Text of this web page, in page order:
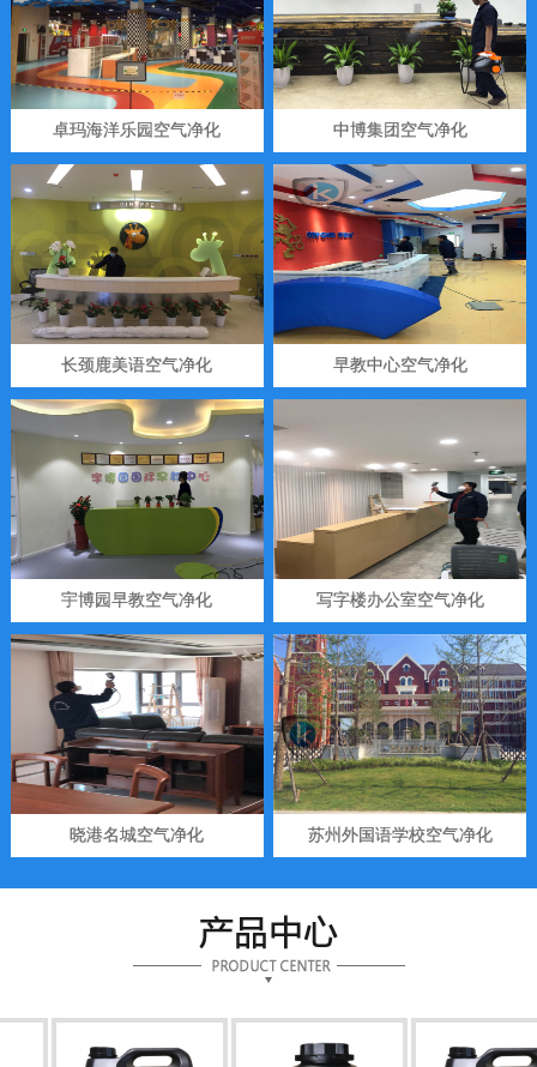
卓玛海洋乐园空气净化 中博集团空气净化
长颈鹿美语空气净化 早教中心空气净化
宇博园早教空气净化 写字楼办公室空气净化
晓港名城空气净化 苏州外国语学校空气净化